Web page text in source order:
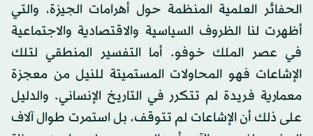
الحفائر العلمية المنظمة حول أهرامات الجيزة، والتي
أظهرت لنا الظروف السياسية والاقتصادية والاجتماعية
في عصر الملك خوفو. أما التفسير المنطقي لتلك
الإشاعات فهو المحاولات المستميتة للنيل من معجزة
معمارية فريدة لم تتكرر في التاريخ الإنساني. والدليل
على ذلك أن الإشاعات لم تتوقف، بل استمرت طوال آلاف